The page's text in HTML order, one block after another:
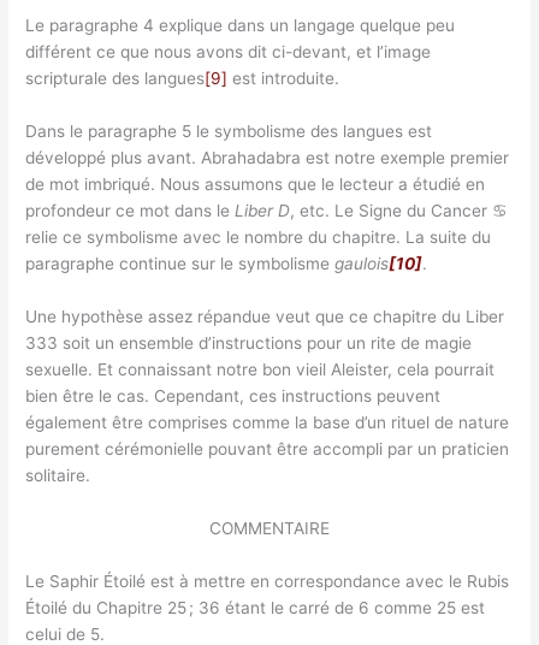
Le paragraphe 4 explique dans un langage quelque peu
différent ce que nous avons dit ci-devant, et l’image
scripturale des langues[9] est introduite.
Dans le paragraphe 5 le symbolisme des langues est
développé plus avant. Abrahadabra est notre exemple premier
de mot imbriqué. Nous assumons que le lecteur a étudié en
profondeur ce mot dans le Liber D, etc. Le Signe du Cancer ♋︎
relie ce symbolisme avec le nombre du chapitre. La suite du
paragraphe continue sur le symbolismegaulois[10].
Une hypothèse assez répandue veut que ce chapitre du Liber
333 soit un ensemble d’instructions pour un rite de magie
sexuelle. Et connaissant notre bon vieil Aleister, cela pourrait
bien être le cas. Cependant, ces instructions peuvent
également être comprises comme la base d’un rituel de nature
purement cérémonielle pouvant être accompli par un praticien
solitaire.
COMMENTAIRE
Le Saphir Étoilé est à mettre en correspondance avec le Rubis
Étoilé du Chapitre 25 ; 36 étant le carré de 6 comme 25 est
celui de 5.